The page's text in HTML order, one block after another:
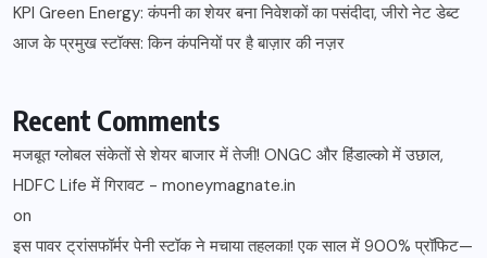
KPI Green Energy: कंपनी का शेयर बना निवेशकों का पसंदीदा, जीरो नेट डेब्ट
आज के प्रमुख स्टॉक्स: किन कंपनियों पर है बाज़ार की नज़र
Recent Comments
मजबूत ग्लोबल संकेतों से शेयर बाजार में तेजी! ONGC और हिंडाल्को में उछाल,
HDFC Life में गिरावट - moneymagnate.in
on
इस पावर ट्रांसफॉर्मर पेनी स्टॉक ने मचाया तहलका! एक साल में 900% प्रॉफिट—